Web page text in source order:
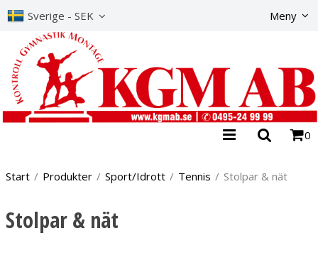
Sverige - SEK Meny
0
Start / Produkter / Sport/Idrott / Tennis / Stolpar & nät
Stolpar & nät